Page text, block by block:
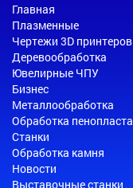
Главная
Плазменные
Чертежи 3D принтеров
Деревообработка
Ювелирные ЧПУ
Бизнес
Металлообработка
Обработка пенопласта
Станки
Обработка камня
Новости
Выставочные станки